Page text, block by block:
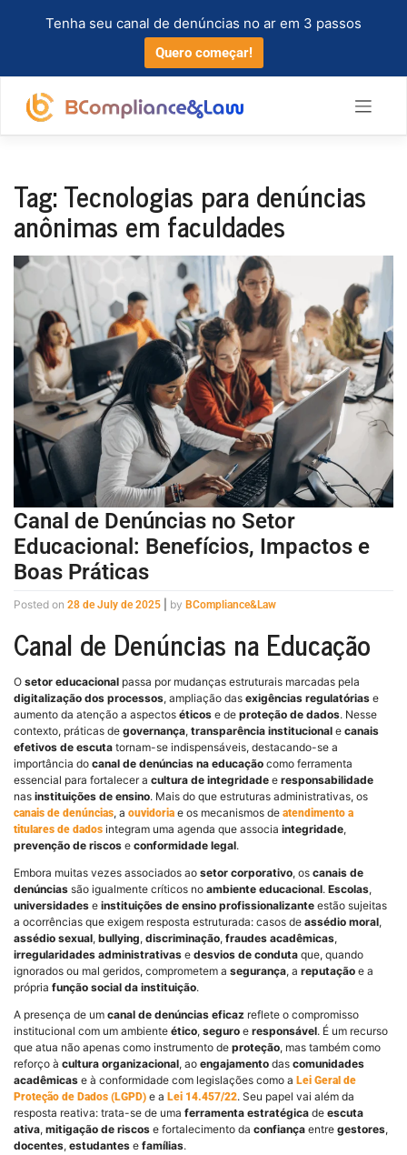
Tag:Tecnologias para denúncias
anônimas em faculdades
Canal de Denúncias no Setor
Educacional: Benefícios, Impactos e
Boas Práticas
Posted on 28 de July de 2025 by BCompliance&Law
Canal de Denúncias na Educação
O setor educacional passa por mudanças estruturais marcadas pela
digitalização dos processos, ampliação das exigências regulatórias e
aumento da atenção a aspectos éticos e de proteção de dados. Nesse
contexto, práticas de governança, transparência institucional e canais
efetivos de escuta tornam-se indispensáveis, destacando-se a
importância do canal de denúncias na educação como ferramenta
essencial para fortalecer a cultura de integridade e responsabilidade
nas instituições de ensino. Mais do que estruturas administrativas, os
canais de denúncias, a ouvidoria e os mecanismos de atendimento a
titulares de dados integram uma agenda que associa integridade,
prevenção de riscos e conformidade legal.
Embora muitas vezes associados ao setor corporativo, os canais de
denúncias são igualmente críticos no ambiente educacional. Escolas,
universidades e instituições de ensino profissionalizante estão sujeitas
a ocorrências que exigem resposta estruturada: casos de assédio moral,
assédio sexual, bullying, discriminação, fraudes acadêmicas,
irregularidades administrativas e desvios de conduta que, quando
ignorados ou mal geridos, comprometem a segurança, a reputação e a
própria função social da instituição.
A presença de um canal de denúncias eficaz reflete o compromisso
institucional com um ambiente ético, seguro e responsável. É um recurso
que atua não apenas como instrumento de proteção, mas também como
reforço à cultura organizacional, ao engajamento das comunidades
acadêmicas e à conformidade com legislações como a Lei Geral de
Proteção de Dados (LGPD) e a Lei 14.457/22. Seu papel vai além da
resposta reativa: trata-se de uma ferramenta estratégica de escuta
ativa, mitigação de riscos e fortalecimento da confiança entre gestores,
docentes, estudantes e famílias.
Tenha seu canal de denúncias no ar em 3 passos
Quero começar!